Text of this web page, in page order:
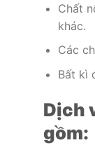
Chất
khác.
Các
Bất kì
Dịch
gồm: